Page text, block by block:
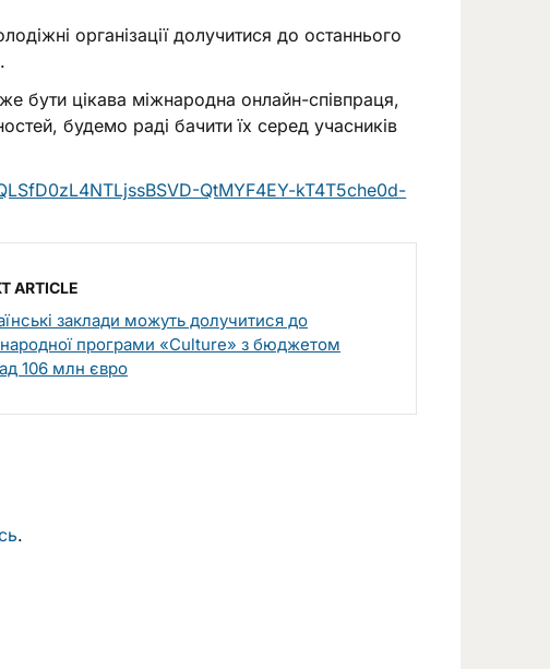
організації долучитися до останнього
бути цікава міжнародна онлайн-співпраця,
будемо раді бачити їх серед учасників
QtMYF4EY-kT4T5che0d-
ARTICLE
заклади можуть долучитися до
програми «Culture» з бюджетом
106 млн євро
.